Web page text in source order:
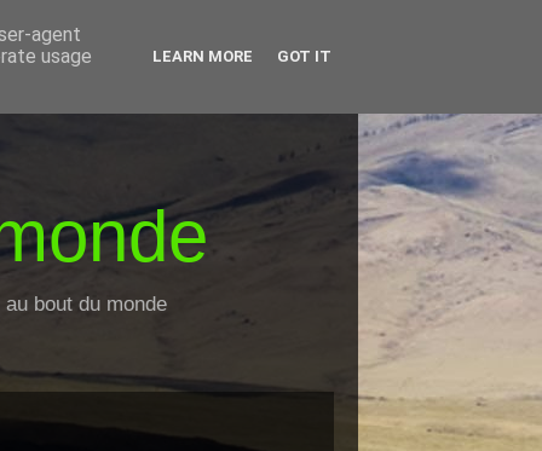
bout du monde
agent
usage
LEARN MORE GOT IT